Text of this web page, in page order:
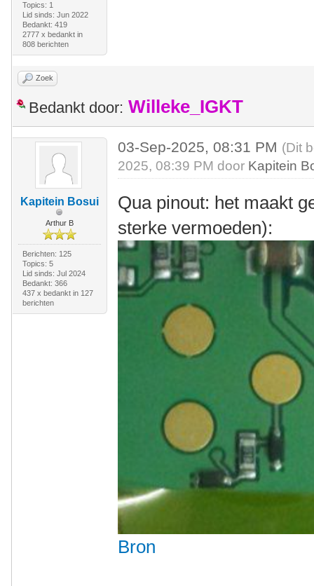
Topics: 1
Lid sinds: Jun 2022
Bedankt: 419
2777 x bedankt in
808 berichten
Zoek
Bedankt door: Willeke_IGKT
Kapitein Bosui
Arthur B
Berichten: 125
Topics: 5
Lid sinds: Jul 2024
Bedankt: 366
437 x bedankt in 127
berichten
03-Sep-2025, 08:31 PM (Dit
2025, 08:39 PM door Kapitein
Qua pinout: het maakt
sterke vermoeden):
Bron